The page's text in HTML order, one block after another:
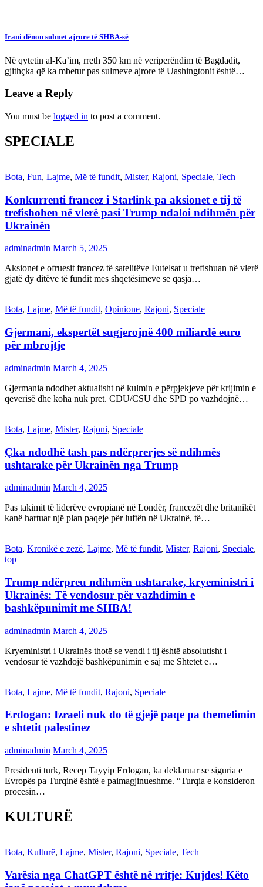
Irani dënon sulmet ajrore të SHBA-së
Në qytetin al-Ka’im, rreth 350 km në veriperëndim të Bagdadit,
gjithçka që ka mbetur pas sulmeve ajrore të Uashingtonit është…
Leave a Reply
You must be logged in to post a comment.
SPECIALE
Bota, Fun, Lajme, Më të fundit, Mister, Rajoni, Speciale, Tech
Konkurrenti francez i Starlink pa aksionet e tij të
trefishohen në vlerë pasi Trump ndaloi ndihmën për
Ukrainën
adminadmin March 5, 2025
Aksionet e ofruesit francez të satelitëve Eutelsat u trefishuan në vlerë
gjatë dy ditëve të fundit mes shqetësimeve se qasja…
Bota, Lajme, Më të fundit, Opinione, Rajoni, Speciale
Gjermani, ekspertët sugjerojnë 400 miliardë euro
për mbrojtje
adminadmin March 4, 2025
Gjermania ndodhet aktualisht në kulmin e përpjekjeve për krijimin e
qeverisë dhe koha nuk pret. CDU/CSU dhe SPD po vazhdojnë…
Bota, Lajme, Mister, Rajoni, Speciale
Çka ndodhë tash pas ndërprerjes së ndihmës
ushtarake për Ukrainën nga Trump
adminadmin March 4, 2025
Pas takimit të liderëve evropianë në Londër, francezët dhe britanikët
kanë hartuar një plan paqeje për luftën në Ukrainë, të…
Bota, Kronikë e zezë, Lajme, Më të fundit, Mister, Rajoni, Speciale,
top
Trump ndërpreu ndihmën ushtarake, kryeministri i
Ukrainës: Të vendosur për vazhdimin e
bashkëpunimit me SHBA!
adminadmin March 4, 2025
Kryeministri i Ukrainës thotë se vendi i tij është absolutisht i
vendosur të vazhdojë bashkëpunimin e saj me Shtetet e…
Bota, Lajme, Më të fundit, Rajoni, Speciale
Erdogan: Izraeli nuk do të gjejë paqe pa themelimin
e shtetit palestinez
adminadmin March 4, 2025
Presidenti turk, Recep Tayyip Erdogan, ka deklaruar se siguria e
Evropës pa Turqinë është e paimagjinueshme. “Turqia e konsideron
procesin…
KULTURË
Bota, Kulturë, Lajme, Mister, Rajoni, Speciale, Tech
Varësia nga ChatGPT është në rritje: Kujdes! Këto